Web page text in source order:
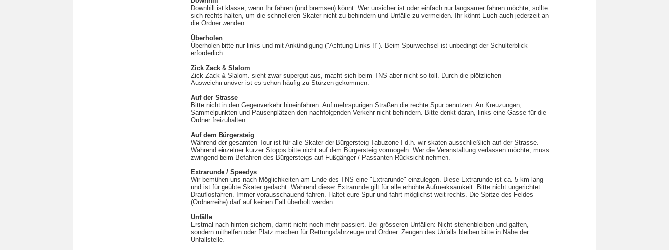
Downhill ist klasse, wenn Ihr fahren (und bremsen) könnt. Wer unsicher ist oder einfach nur langsamer fahren möchte, sollte
sich rechts halten, um die schnelleren Skater nicht zu behindern und Unfälle zu vermeiden. Ihr könnt Euch auch jederzeit an
die Ordner wenden.
Überholen
Überholen bitte nur links und mit Ankündigung ("Achtung Links !!"). Beim Spurwechsel ist unbedingt der Schulterblick
erforderlich.
Zick Zack & Slalom
Zick Zack & Slalom. sieht zwar supergut aus, macht sich beim TNS aber nicht so toll. Durch die plötzlichen
Ausweichmanöver ist es schon häufig zu Stürzen gekommen.
Auf der Strasse
Bitte nicht in den Gegenverkehr hineinfahren. Auf mehrspurigen Straßen die rechte Spur benutzen. An Kreuzungen,
Sammelpunkten und Pausenplätzen den nachfolgenden Verkehr nicht behindern. Bitte denkt daran, links eine Gasse für die
Ordner freizuhalten.
Auf dem Bürgersteig
Während der gesamten Tour ist für alle Skater der Bürgersteig Tabuzone ! d.h. wir skaten ausschließlich auf der Strasse.
Während einzelner kurzer Stopps bitte nicht auf dem Bürgersteig vormogeln. Wer die Veranstaltung verlassen möchte, muss
zwingend beim Befahren des Bürgersteigs auf Fußgänger / Passanten Rücksicht nehmen.
Extrarunde / Speedys
Wir bemühen uns nach Möglichkeiten am Ende des TNS eine "Extrarunde" einzulegen. Diese Extrarunde ist ca. 5 km lang
und ist für geübte Skater gedacht. Während dieser Extrarunde gilt für alle erhöhte Aufmerksamkeit. Bitte nicht ungerichtet
Drauflosfahren. Immer vorausschauend fahren. Haltet eure Spur und fahrt möglichst weit rechts. Die Spitze des Feldes
(Ordnerreihe) darf auf keinen Fall überholt werden.
Unfälle
Erstmal nach hinten sichern, damit nicht noch mehr passiert. Bei grösseren Unfällen: Nicht stehenbleiben und gaffen,
sondern mithelfen oder Platz machen für Rettungsfahrzeuge und Ordner. Zeugen des Unfalls bleiben bitte in Nähe der
Unfallstelle.